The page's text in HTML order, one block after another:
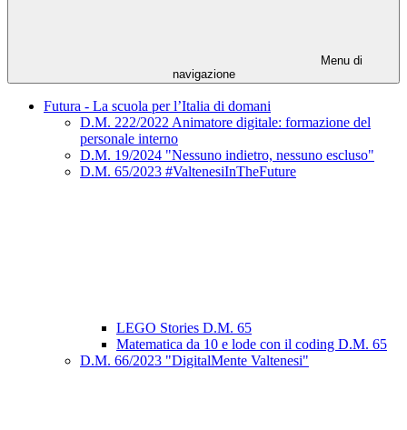
Menu di
navigazione
Futura - La scuola per l’Italia di domani
D.M. 222/2022 Animatore digitale: formazione del
personale interno
D.M. 19/2024 "Nessuno indietro, nessuno escluso"
D.M. 65/2023 #ValtenesiInTheFuture
LEGO Stories D.M. 65
Matematica da 10 e lode con il coding D.M. 65
D.M. 66/2023 "DigitalMente Valtenesi"